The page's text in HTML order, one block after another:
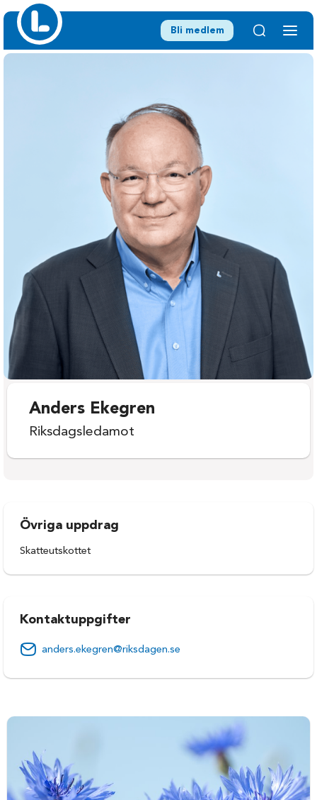
Bli medlem
Anders Ekegren
Riksdagsledamot
Övriga uppdrag
Skatteutskottet
Kontaktuppgifter
anders.ekegren@riksdagen.se